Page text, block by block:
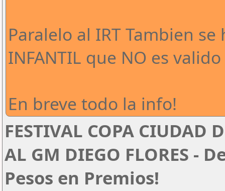
Paralelo al IRT Tambien
INFANTIL que NO es valido
En breve todo la info!
FESTIVAL COPA CIUDAD
AL GM DIEGO FLORES -
Pesos en Premios!